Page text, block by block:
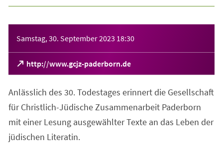
Samstag, 30. September 2023 18:30
http://www.gcjz-paderborn.de
(Öffnet
in
neuen
Tab)
Anlässlich des 30. Todestages erinnert die Gesellschaft
für Christlich-Jüdische Zusammenarbeit Paderborn
mit einer Lesung ausgewählter Texte an das Leben der
jüdischen Literatin.